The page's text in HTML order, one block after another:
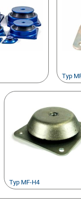
Typ
Typ MF-H4